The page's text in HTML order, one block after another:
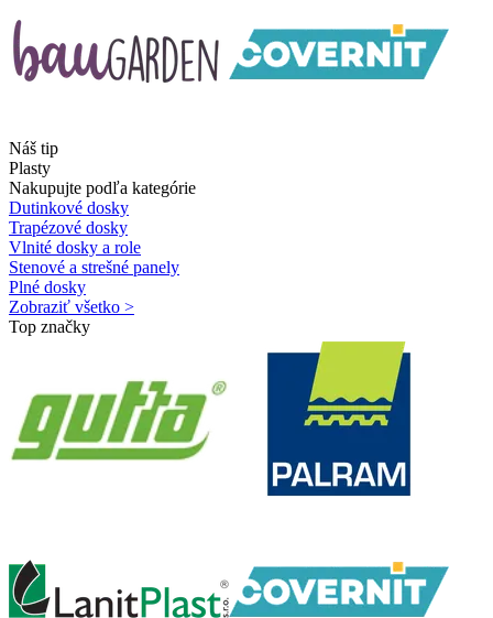
Náš tip
Plasty
Nakupujte podľa kategórie
Dutinkové dosky
Trapézové dosky
Vlnité dosky a role
Stenové a strešné panely
Plné dosky
Zobraziť všetko >
Top značky